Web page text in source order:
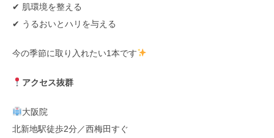
✔ 肌環境を整える
✔ うるおいとハリを与える
今の季節に取り入れたい1本です
アクセス抜群
大阪院
北新地駅徒歩2分／西梅田すぐ